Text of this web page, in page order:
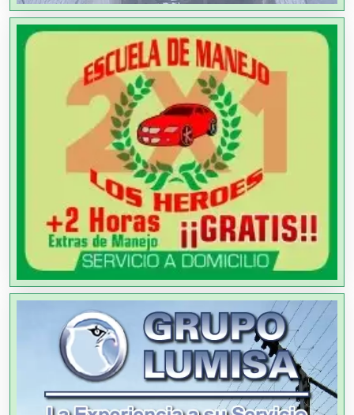
Agricultores
Agricultura y Ganadería
Agua Purificada
Aire Acondicionado
Alarmas
Albercas
Alimentos